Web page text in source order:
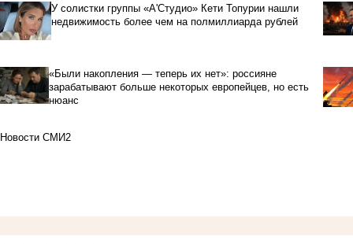
У солистки группы «А'Студио» Кети Топурии нашли
недвижимость более чем на полмиллиарда рублей
«Были накопления — теперь их нет»: россияне
зарабатывают больше некоторых европейцев, но есть
нюанс
Новости СМИ2